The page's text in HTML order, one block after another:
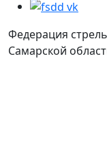
Федерация
Самарской